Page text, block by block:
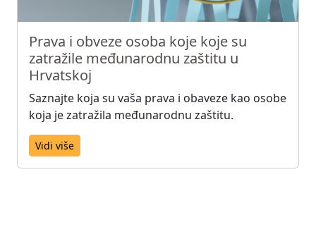
Prava i obveze osoba koje koje su
zatražile međunarodnu zaštitu u
Hrvatskoj
Saznajte koja su vaša prava i obaveze kao osobe
koja je zatražila međunarodnu zaštitu.
Vidi više